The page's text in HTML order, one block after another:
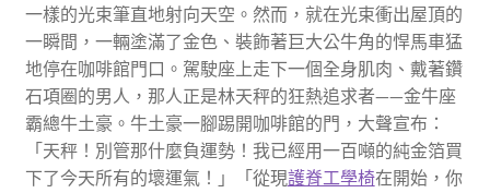
一樣的光束筆直地射向天空。然而，就在光束衝出屋頂的
一瞬間，一輛塗滿了金色、裝飾著巨大公牛角的悍馬車猛
地停在咖啡館門口。駕駛座上走下一個全身肌肉、戴著鑽
石項圈的男人，那人正是林天秤的狂熱追求者——金牛座
霸總牛土豪。牛土豪一腳踢開咖啡館的門，大聲宣布：
「天秤！別管那什麼負運勢！我已經用一百噸的純金箔買
下了今天所有的壞運氣！」「從現護脊工學椅在開始，你